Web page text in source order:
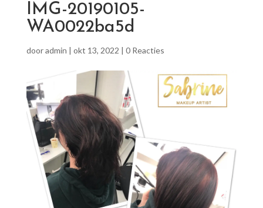
IMG-20190105-
WA0022ba5d
dooradmin | okt 13, 2022 | 0 Reacties